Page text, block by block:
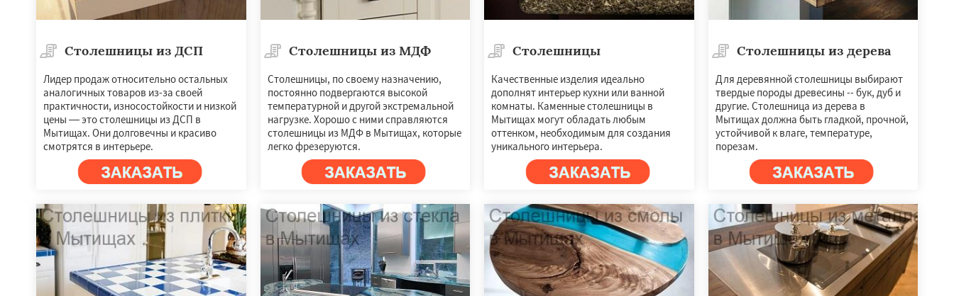
Столешницы из ДСП
Лидер продаж относительно остальных
аналогичных товаров из-за своей
практичности, износостойкости и низкой
цены — это столешницы из ДСП в
Мытищах. Они долговечны и красиво
смотрятся в интерьере.
Столешницы из МДФ
Столешницы, по своему назначению,
постоянно подвергаются высокой
температурной и другой экстремальной
нагрузке. Хорошо с ними справляются
столешницы из МДФ в Мытищах, которые
легко фрезеруются.
Столешницы
Качественные изделия идеально
дополнят интерьер кухни или ванной
комнаты. Каменные столешницы в
Мытищах могут обладать любым
оттенком, необходимым для создания
уникального интерьера.
Столешницы из дерева
Для деревянной столешницы выбирают
твердые породы древесины -- бук, дуб и
другие. Столешница из дерева в
Мытищах должна быть гладкой, прочной,
устойчивой к влаге, температуре,
порезам.